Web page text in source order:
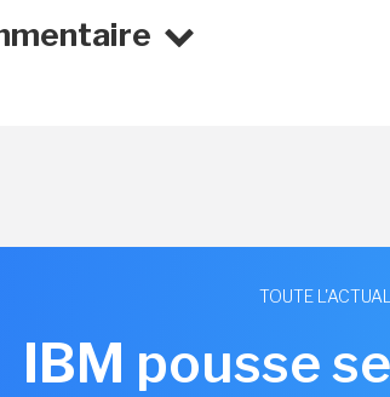
TOUTE
IBM pousse